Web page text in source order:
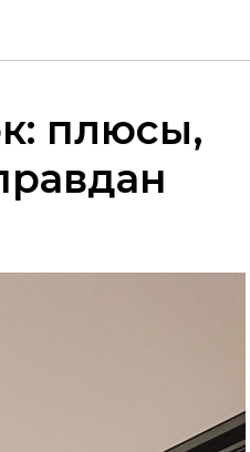
плюсы,